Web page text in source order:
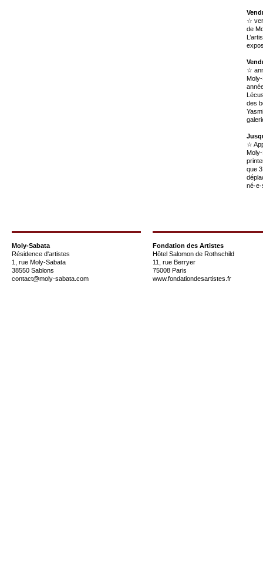
☆
de
☆
des
☆
que
Moly-Sabata
Résidence d'artistes
1, rue Moly-Sabata
38550 Sablons
contact@moly-sabata.com
Fondation des Artistes
Hôtel Salomon de Rothschild
11, rue Berryer
75008 Paris
www.fondationdesartistes.fr